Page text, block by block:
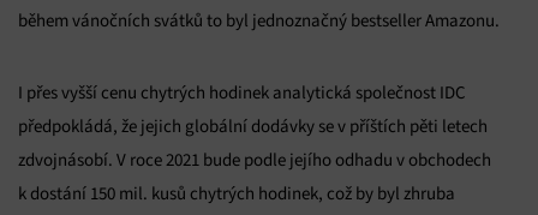
během vánočních svátků to byl jednoznačný bestseller Amazonu.
I přes vyšší cenu chytrých hodinek analytická společnost IDC
předpokládá, že jejich globální dodávky se v příštích pěti letech
zdvojnásobí. V roce 2021 bude podle jejího odhadu v obchodech
k dostání 150 mil. kusů chytrých hodinek, což by byl zhruba